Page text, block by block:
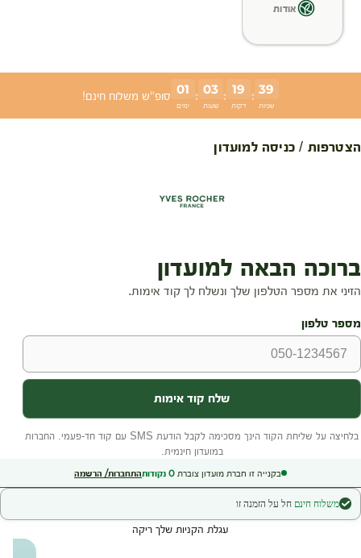
אודות
01
ימים
: 03
שעות
: 19
דקות
: 39
שניות
סופ"ש משלוח חינם!
הצטרפות / כניסה למועדון
בקנייה זו חברת מועדון צוברת 0 נקודותהתחברות/ הרשמה
משלוח חינם חל על הזמנה זו
עגלת הקניות שלך ריקה